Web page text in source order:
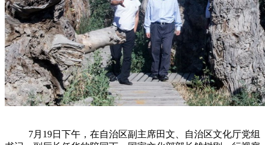
7月19日下午，在自治区副主席田文、自治区文化厅党组